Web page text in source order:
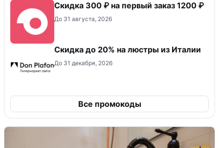
Скидка 300 ₽ на первый заказ 1200 ₽
До 31 августа, 2026
Скидка до 20% на люстры из Италии
До 31 декабря, 2026
Все промокоды